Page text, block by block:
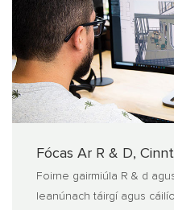
Fócas Ar R & D,
Foirne gairmiúla R & d
leanúnach táirgí agus